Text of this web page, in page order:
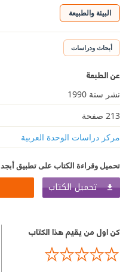
البيئة والطبيعة
أبحاث ودراسات
عن الطبعة
نشر سنة 1990
213 صفحة
مركز دراسات الوحدة العربية
تحميل وقراءة الكتاب على تطبيق أبجد
تحميل الكتاب
كن اول من يقيم هذا الكتاب